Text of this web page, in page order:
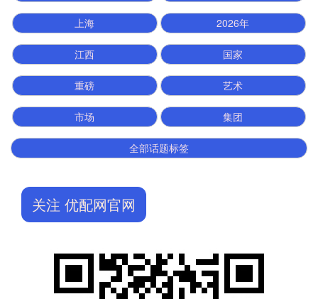
上海 2026年
江西 国家
重磅 艺术
市场 集团
全部话题标签
关注 优配网官网